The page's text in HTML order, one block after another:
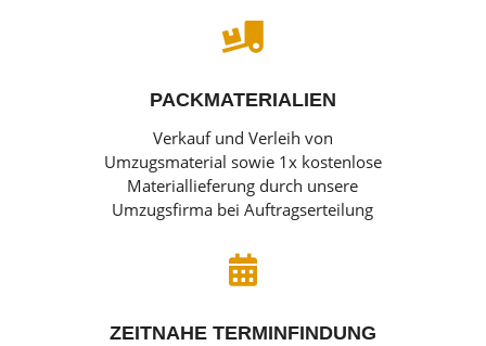

PACKMATERIALIEN
Verkauf und Verleih von
Umzugsmaterial sowie 1x kostenlose
Materiallieferung durch unsere
Umzugsfirma bei Auftragserteilung

ZEITNAHE TERMINFINDUNG